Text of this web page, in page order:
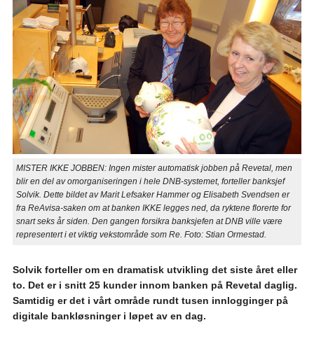
MISTER IKKE JOBBEN: Ingen mister automatisk jobben på Revetal, men
blir en del av omorganiseringen i hele DNB-systemet, forteller banksjef
Solvik. Dette bildet av Marit Lefsaker Hammer og Elisabeth Svendsen er
fra ReAvisa-saken om at banken IKKE legges ned, da ryktene florerte for
snart seks år siden. Den gangen forsikra banksjefen at DNB ville være
representert i et viktig vekstområde som Re. Foto: Stian Ormestad.
Solvik forteller om en dramatisk utvikling det siste året eller
to. Det er i snitt 25 kunder innom banken på Revetal daglig.
Samtidig er det i vårt område rundt tusen innlogginger på
digitale bankløsninger i løpet av en dag.